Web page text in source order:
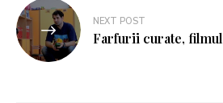
NEXT POST
Farfurii curate, filmul